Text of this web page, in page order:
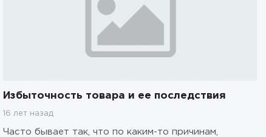
Избыточность товара и ее последствия
16 лет назад
Часто бывает так, что по каким-то причинам,